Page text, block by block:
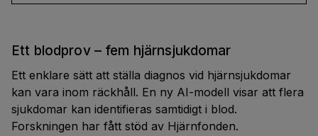
Ett blodprov – fem hjärnsjukdomar
Ett enklare sätt att ställa diagnos vid hjärnsjukdomar
kan vara inom räckhåll. En ny AI-modell visar att flera
sjukdomar kan identifieras samtidigt i blod.
Forskningen har fått stöd av Hjärnfonden.